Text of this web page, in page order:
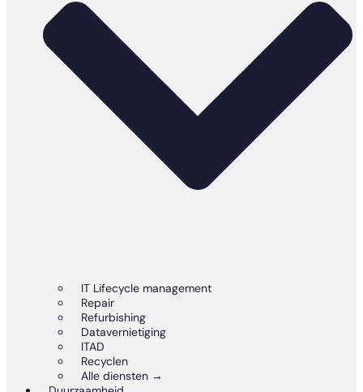
IT Lifecycle management
Repair
Refurbishing
Datavernietiging
ITAD
Recyclen
Alle diensten →